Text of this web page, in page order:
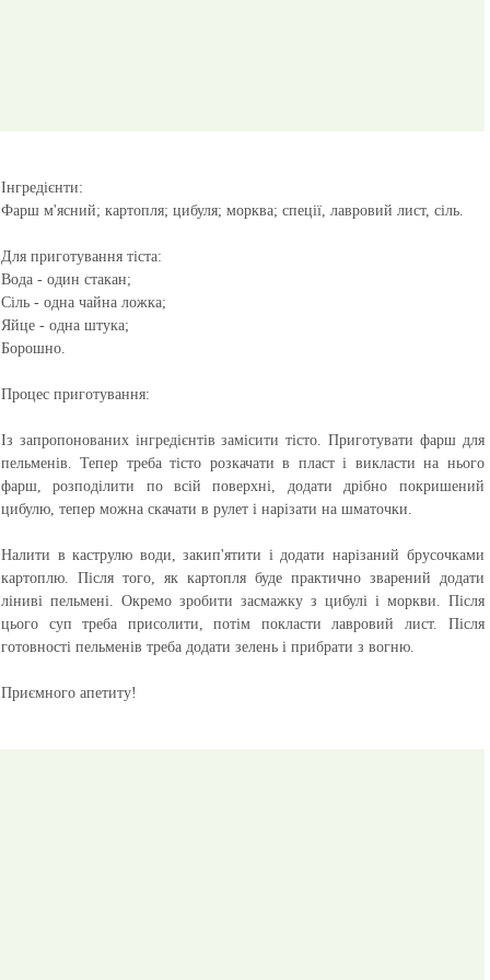
Інгредієнти:
Фарш м'ясний; картопля; цибуля; морква; спеції, лавровий лист, сіль.
Для приготування тіста:
Вода - один стакан;
Сіль - одна чайна ложка;
Яйце - одна штука;
Борошно.
Процес приготування:
Із запропонованих інгредієнтів замісити тісто. Приготувати фарш для
пельменів. Тепер треба тісто розкачати в пласт і викласти на нього
фарш, розподілити по всій поверхні, додати дрібно покришений
цибулю, тепер можна скачати в рулет і нарізати на шматочки.
Налити в каструлю води, закип'ятити і додати нарізаний брусочками
картоплю. Після того, як картопля буде практично зварений додати
ліниві пельмені. Окремо зробити засмажку з цибулі і моркви. Після
цього суп треба присолити, потім покласти лавровий лист. Після
готовності пельменів треба додати зелень і прибрати з вогню.
Приємного апетиту!